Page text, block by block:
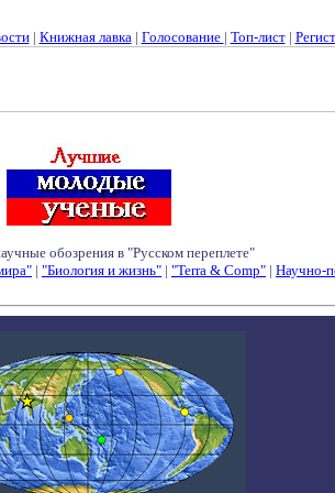
| Книжная лавка| Голосование | Топ-лист|
обозрения в "Русском переплете"
| "Биология и жизнь" | "Terra & Comp" | Научно-